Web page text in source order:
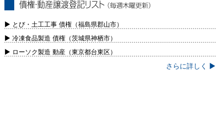
新）
▶ とび・土工工事 債権（福島県郡山市）
▶ 冷凍食品製造 債権（茨城県神栖市）
▶ ローソク製造 動産（東京都台東区）
さらに詳しく ▶